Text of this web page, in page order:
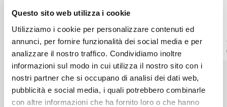
Questo sito web utilizza i cookie
Utilizziamo i cookie per personalizzare contenuti ed
annunci, per fornire funzionalità dei social media e per
analizzare il nostro traffico. Condividiamo inoltre
informazioni sul modo in cui utilizza il nostro sito con i
nostri partner che si occupano di analisi dei dati web,
pubblicità e social media, i quali potrebbero combinarle
con altre informazioni che ha fornito loro o che hanno
MALA RODRÍGUEZ,
ANDRÉS CAMPO
Cansada De La Calle
Digitale
MALA RODRÍGUEZ
Digitale
RICERCA
CHI SIAMO
CONTATTI